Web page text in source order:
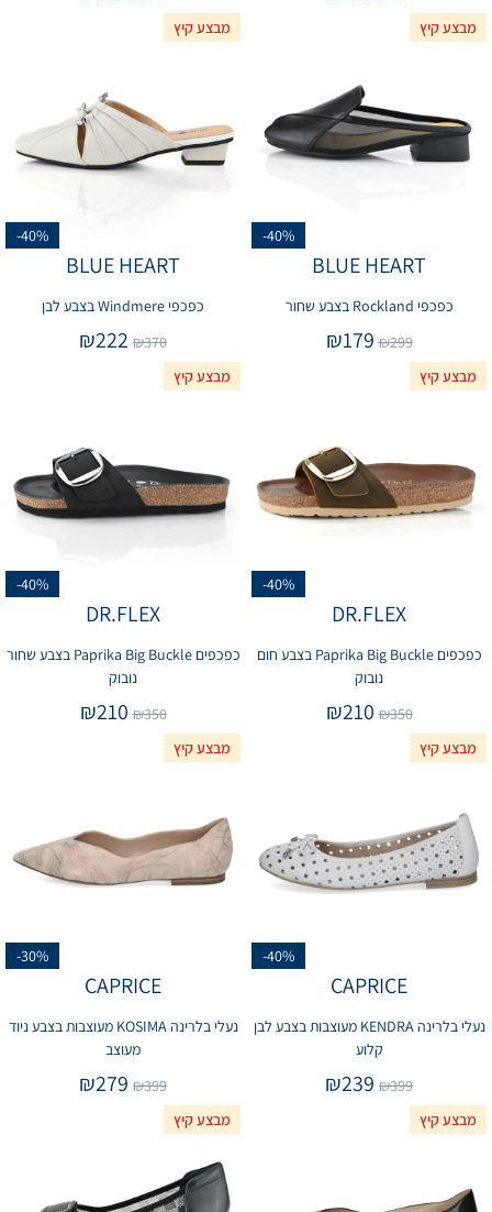
מבצע קיץ
-40%
BLUE HEART
כפכפי Rockland בצבע שחור
₪299
₪179
מבצע קיץ
-40%
BLUE HEART
כפכפי Windmere בצבע לבן
₪370
₪222
מבצע קיץ
-40%
DR.FLEX
כפכפים Paprika Big Buckle בצבע חום
נובוק
₪350
₪210
מבצע קיץ
-40%
DR.FLEX
כפכפים Paprika Big Buckle בצבע שחור
נובוק
₪350
₪210
מבצע קיץ
-40%
CAPRICE
נעלי בלרינה KENDRA מעוצבות בצבע לבן
קלוע
₪399
₪239
מבצע קיץ
-30%
CAPRICE
נעלי בלרינה KOSIMA מעוצבות בצבע ניוד
מעוצב
₪399
₪279
מבצע קיץ מבצע קיץ